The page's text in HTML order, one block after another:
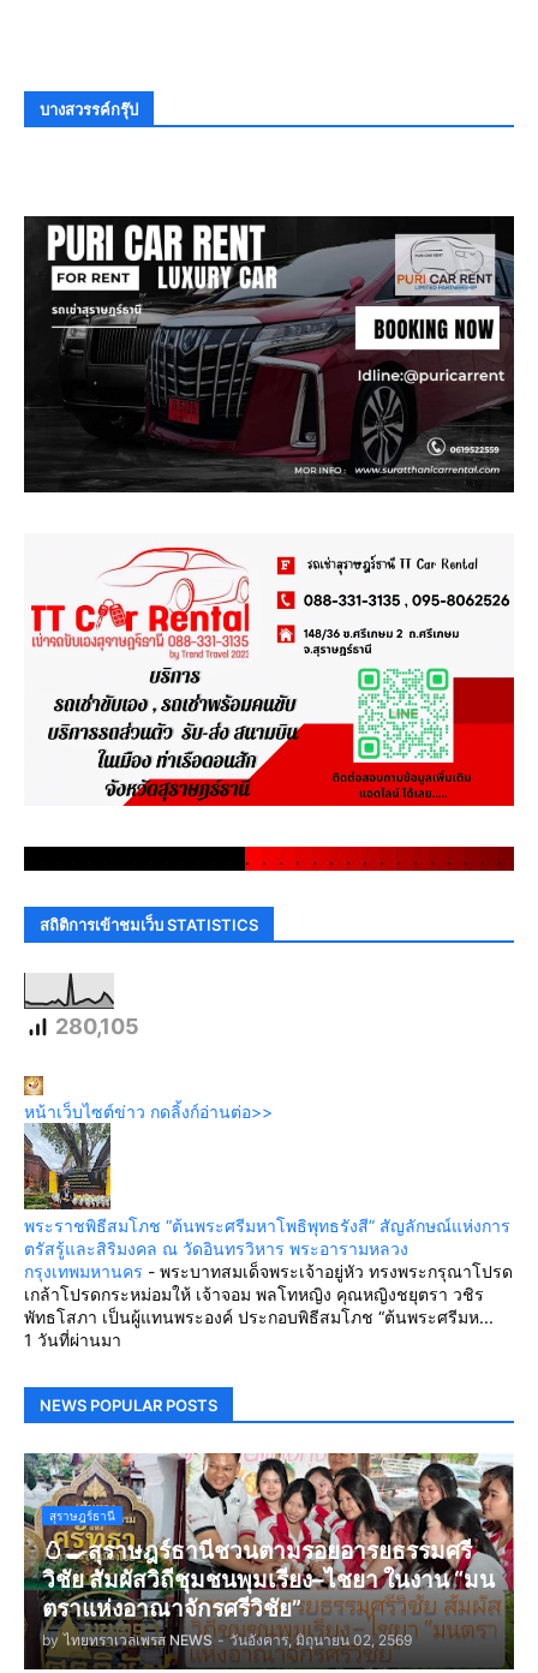
บางสวรรค์กรุ๊ป
. . . . . . . . . . . . . . . .
สถิติการเข้าชมเว็บ STATISTICS
280,105
หน้าเว็บไซต์ข่าว กดลิ้งก์อ่านต่อ>>
พระราชพิธีสมโภช “ต้นพระศรีมหาโพธิพุทธรังสี” สัญลักษณ์แห่งการ
ตรัสรู้และสิริมงคล ณ วัดอินทรวิหาร พระอารามหลวง
กรุงเทพมหานคร - พระบาทสมเด็จพระเจ้าอยู่หัว ทรงพระกรุณาโปรด
เกล้าโปรดกระหม่อมให้ เจ้าจอม พลโทหญิง คุณหญิงชยุตรา วชิร
พัทธโสภา เป็นผู้แทนพระองค์ ประกอบพิธีสมโภช “ต้นพระศรีมห...
1 วันที่ผ่านมา
NEWS POPULAR POSTS
สุราษฎร์ธานี
🥚🍳สุราษฎร์ธานีชวนตามรอยอารยธรรมศรี
วิชัย สัมผัสวิถีชุมชนพุมเรียง–ไชยา ในงาน “มน
ตราแห่งอาณาจักรศรีวิชัย”
by ไทยทราเวลเพรส NEWS - วันอังคาร, มิถุนายน 02, 2569